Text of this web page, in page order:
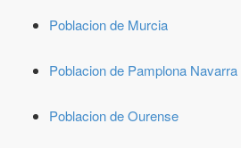
Poblacion de Murcia
Poblacion de Pamplona Navarra
Poblacion de Ourense